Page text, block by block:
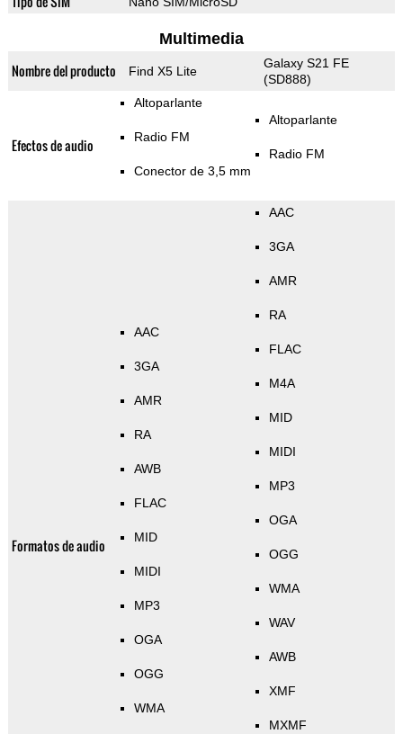
Multimedia
Nombre del producto Find X5 Lite
Galaxy S21 FE
(SD888)
Efectos de audio
Altoparlante
Radio FM
Conector de 3,5 mm
Altoparlante
Radio FM
Formatos de audio
AAC
3GA
AMR
RA
AWB
FLAC
MID
MIDI
MP3
OGA
OGG
WMA
AAC
3GA
AMR
RA
FLAC
M4A
MID
MIDI
MP3
OGA
OGG
WMA
WAV
AWB
XMF
MXMF